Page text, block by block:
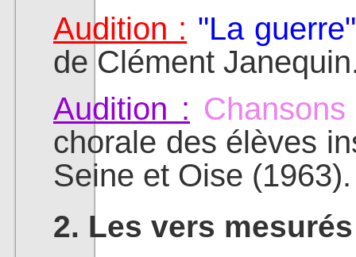
Audition : "La
de Clément
Audition :
chorale des élèves
Seine et Oise (1963).
2. Les vers